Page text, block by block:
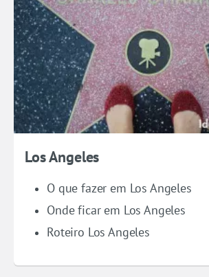
Los Angeles
O que fazer em Los Angeles
Onde ficar em Los Angeles
Roteiro Los Angeles